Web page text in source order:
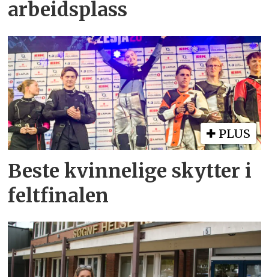
arbeidsplass
PLUS
Beste kvinnelige skytter i
feltfinalen